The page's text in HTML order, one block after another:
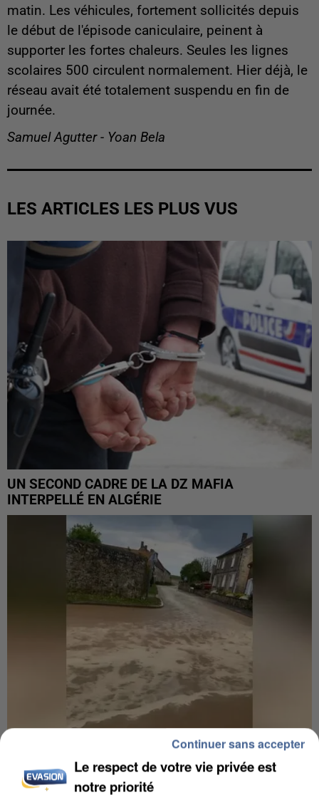
matin. Les véhicules, fortement sollicités depuis
le début de l'épisode caniculaire, peinent à
supporter les fortes chaleurs. Seules les lignes
scolaires 500 circulent normalement. Hier déjà, le
réseau avait été totalement suspendu en fin de
journée.
Samuel Agutter - Yoan Bela
LES ARTICLES LES PLUS VUS
UN SECOND CADRE DE LA DZ MAFIA
INTERPELLÉ EN ALGÉRIE
UNE TOURISTE DE L’OISE EMPORTÉE PAR UNE
COULÉE DE BOUE EN HAUTE-SAVOIE
Le respect de votre vie privée est
notre priorité
Continuer sans accepter